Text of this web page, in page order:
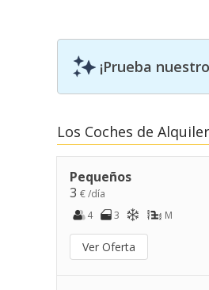
¡Prueba
Los Coches de
Pequeños
3 € /día
4
3 M
Ver Oferta